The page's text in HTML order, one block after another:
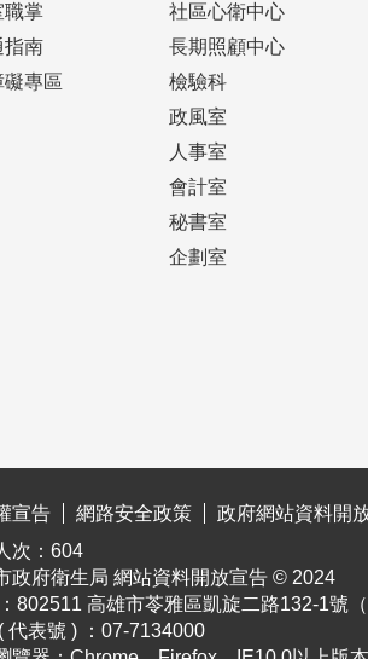
職掌
指南
礙專區
社區心衛中心
長期照顧中心
檢驗科
政風室
人事室
會計室
秘書室
企劃室
宣告
網路安全政策 政府網站資料開
次： 604
政府衛生局 網站資料開放宣告 © 2024
802511 高雄市苓雅區凱旋二路132-1號（
代表號 ) ：07-7134000